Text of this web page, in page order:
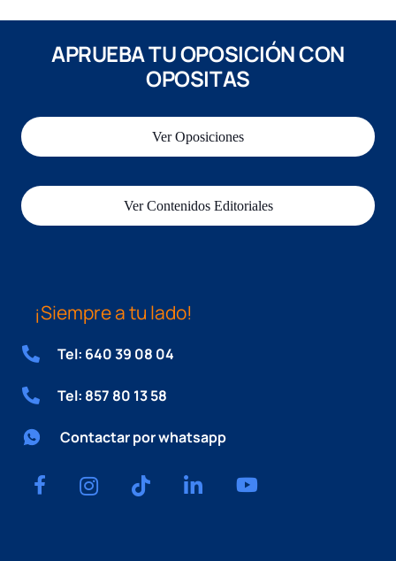
APRUEBA TU OPOSICIÓN CON
OPOSITAS
Ver Oposiciones
Ver Contenidos Editoriales
¡Siempre a tu lado!
Tel: 640 39 08 04
Tel: 857 80 13 58
Contactar por whatsapp